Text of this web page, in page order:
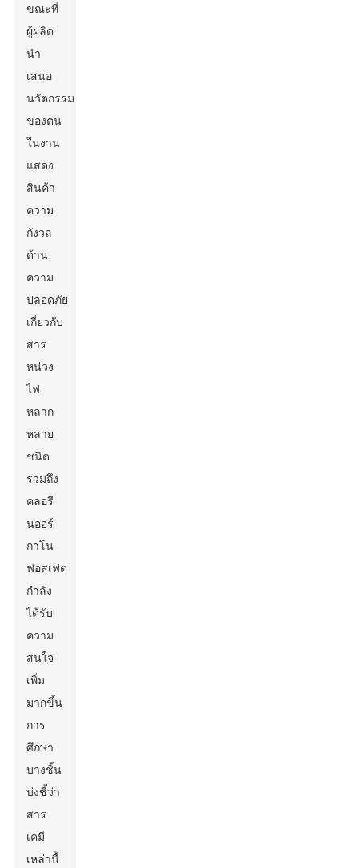
ขณะที่
ผู้ผลิต
นำ
เสนอ
นวัตกรรม
ของตน
ในงาน
แสดง
สินค้า
ความ
กังวล
ด้าน
ความ
ปลอดภัย
เกี่ยวกับ
สาร
หน่วง
ไฟ
หลาก
หลาย
ชนิด
รวมถึง
คลอรี
นออร์
กาโน
ฟอสเฟต
กำลัง
ได้รับ
ความ
สนใจ
เพิ่ม
มากขึ้น
การ
ศึกษา
บางชิ้น
บ่งชี้ว่า
สาร
เคมี
เหล่านี้